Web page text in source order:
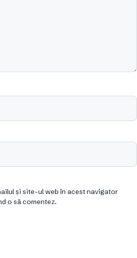
și site-ul web în acest navigator
o să comentez.